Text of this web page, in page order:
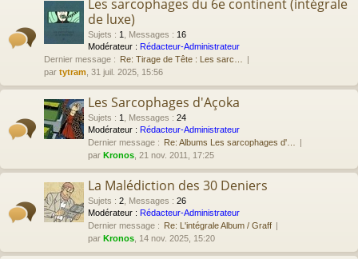
Les sarcophages du 6e continent (intégrale
de luxe)
Sujets : 1 Messages : 16
Modérateur : Rédacteur-Administrateur
Dernier message : Re: Tirage de Tête : Les sarc…
par tytram , 31 juil. 2025, 15:56
Les Sarcophages d'Açoka
Sujets : 1 Messages : 24
Modérateur : Rédacteur-Administrateur
Dernier message : Re: Albums Les sarcophages d'…
par Kronos , 21 nov. 2011, 17:25
La Malédiction des 30 Deniers
Sujets : 2 Messages : 26
Modérateur : Rédacteur-Administrateur
Dernier message : Re: L'intégrale Album / Graff
par Kronos , 14 nov. 2025, 15:20